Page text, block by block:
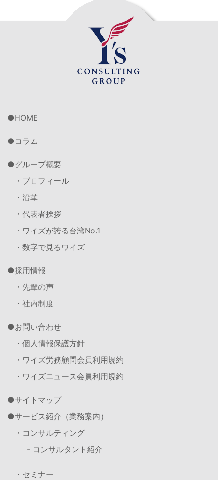
HOME
コラム
グループ概要
・プロフィール
・沿革
・代表者挨拶
・ワイズが誇る台湾No.1
・数字で見るワイズ
採用情報
・先輩の声
・社内制度
お問い合わせ
・個人情報保護方針
・ワイズ労務顧問会員利用規約
・ワイズニュース会員利用規約
サイトマップ
サービス紹介（業務案内）
・コンサルティング
- コンサルタント紹介
・セミナー